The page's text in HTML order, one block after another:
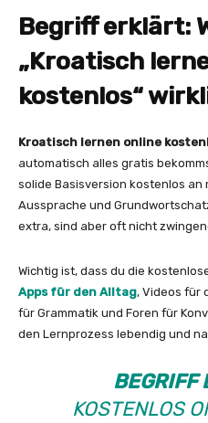
Begriff erklärt:
„Kroatisch
kostenlos“
Kroatisch lernen online
automatisch alles gratis
solide Basisversion kostenlos an
Aussprache und
extra, sind aber oft nicht
Wichtig ist, dass du die
Apps für den Alltag, Videos für
für Grammatik und Foren für
den Lernprozess lebendig und
BEGRIFF
KOSTENLOS